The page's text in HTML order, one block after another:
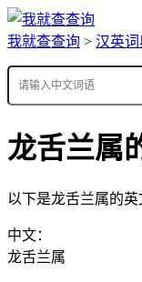
我就查查询 > 汉英词
龙舌兰属
以下是龙舌兰属的英
中文：
龙舌兰属